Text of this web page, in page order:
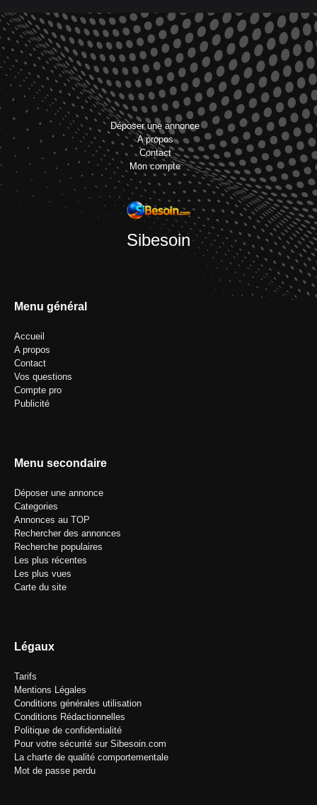
Déposer une annonce
A propos
Contact
Mon compte
Sibesoin
Menu général
Accueil
A propos
Contact
Vos questions
Compte pro
Publicité
Menu secondaire
Déposer une annonce
Categories
Annonces au TOP
Rechercher des annonces
Recherche populaires
Les plus récentes
Les plus vues
Carte du site
Légaux
Tarifs
Mentions Légales
Conditions générales utilisation
Conditions Rédactionnelles
Politique de confidentialité
Pour votre sécurité sur Sibesoin.com
La charte de qualité comportementale
Mot de passe perdu